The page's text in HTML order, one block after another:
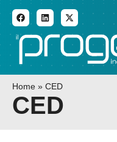
Home » CED
CED